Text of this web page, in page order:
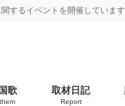
するイベントを開催しています
歌 取材日記
Report